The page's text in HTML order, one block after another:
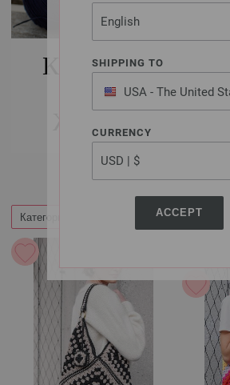
SHIPPING TO
USA - The United
of America
CURRENCY
ACCEPT
КУПИТЬ
ВЯЗАНИЯ
ЖЕНЩИНЫ |
Категории Фильтр по